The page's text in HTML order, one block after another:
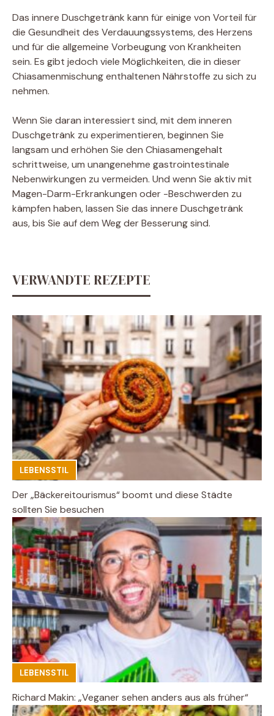
Das innere Duschgetränk kann für einige von Vorteil für
die Gesundheit des Verdauungssystems, des Herzens
und für die allgemeine Vorbeugung von Krankheiten
sein. Es gibt jedoch viele Möglichkeiten, die in dieser
Chiasamenmischung enthaltenen Nährstoffe zu sich zu
nehmen.
Wenn Sie daran interessiert sind, mit dem inneren
Duschgetränk zu experimentieren, beginnen Sie
langsam und erhöhen Sie den Chiasamengehalt
schrittweise, um unangenehme gastrointestinale
Nebenwirkungen zu vermeiden. Und wenn Sie aktiv mit
Magen-Darm-Erkrankungen oder -Beschwerden zu
kämpfen haben, lassen Sie das innere Duschgetränk
aus, bis Sie auf dem Weg der Besserung sind.
VERWANDTE REZEPTE
LEBENSSTIL
Der „Bäckereitourismus“ boomt und diese Städte
sollten Sie besuchen
LEBENSSTIL
Richard Makin: „Veganer sehen anders aus als früher“